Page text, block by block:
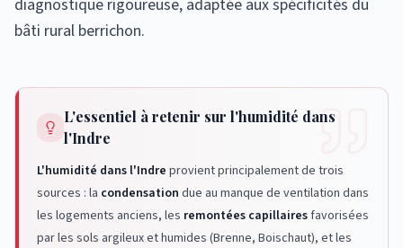
diagnostique rigoureuse, adaptée aux spécificités du
bâti rural berrichon.
L'essentiel à retenir sur l'humidité dans
l'Indre
L'humidité dans l'Indre provient principalement de trois
sources : la condensation due au manque de ventilation dans
les logements anciens, les remontées capillairesfavorisées
par les sols argileux et humides (Brenne, Boischaut), et les